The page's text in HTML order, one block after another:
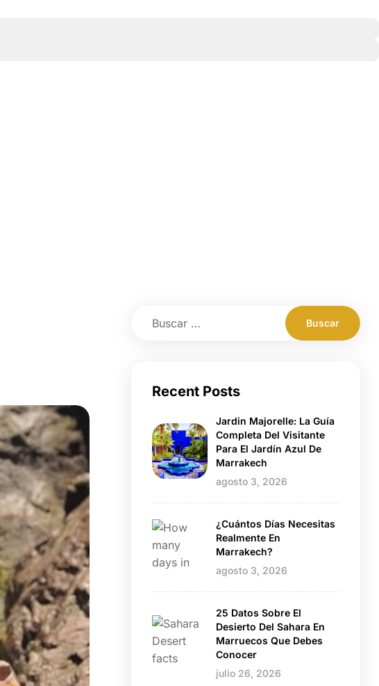
Recent Posts
agosto 3, 2026
Jardin Majorelle: La Guía
Completa Del Visitante
Para El Jardín Azul De
Marrakech
agosto 3, 2026
¿Cuántos Días Necesitas
Realmente En
Marrakech?
julio 26, 2026
25 Datos Sobre El
Desierto Del Sahara En
Marruecos Que Debes
Conocer